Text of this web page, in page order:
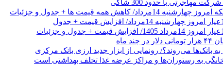
مهاجرتی با حدود 300 شاکی
کاهش همه قیمت ها + جدول و جزئیات
ماه
بانک‌ها می‌روند؟/ رونمایی از ابزار جدید ارزی بانک مرکزی
به رستوران‌ها و مراکز عرضه غذا تخلف بهداشتی است